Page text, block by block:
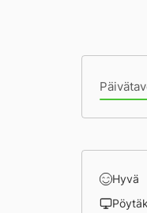
Hyvä